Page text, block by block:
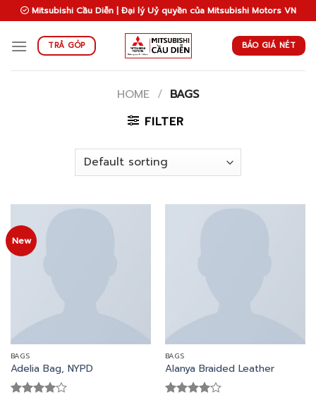
Skip
to
content
Mitsubishi Cầu Diễn | Đại lý Uỷ quyền của Mitsubishi Motors VN
TRẢ GÓP BÁO GIÁ NÉT
HOME / BAGS
FILTER
New
BAGS
Adelia Bag, NYPD
BAGS
Alanya Braided Leather